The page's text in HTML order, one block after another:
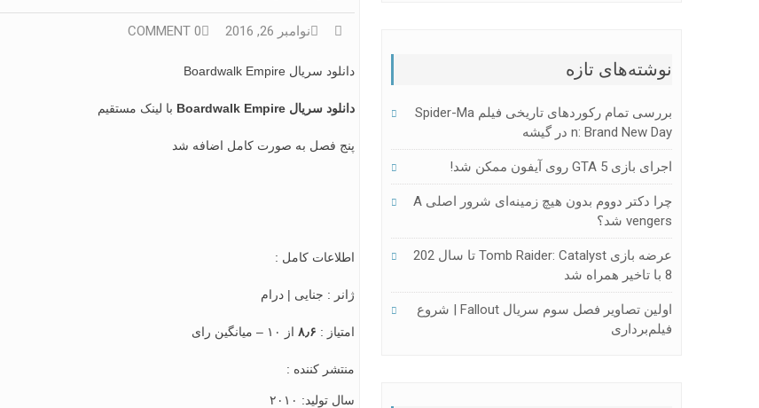
نوامبر 26, 2016 0 COMMENT
دانلود سریال Boardwalk Empire
دانلود سریال Boardwalk Empire با لینک مستقیم
پنج فصل به صورت کامل اضافه شد
اطلاعات کامل :
ژانر : جنایی | درام
امتیاز : ۸٫۶ از ۱۰ – میانگین رای
منتشر کننده :
سال تولید: ۲۰۱۰
نوشته‌های تازه
بررسی تمام رکوردهای تاریخی فیلم Spider-Ma
N: Brand New Day در گیشه
اجرای بازی GTA 5 روی آیفون ممکن شد!
چرا دکتر دووم بدون هیچ زمینه‌ای شرور اصلی A
Vengers شد؟
عرضه بازی Tomb Raider: Catalyst تا سال 202
8 با تاخیر همراه شد
اولین تصاویر فصل سوم سریال Fallout | شروع
فیلم‌برداری